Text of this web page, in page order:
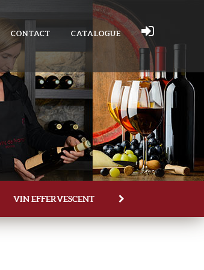
CONTACT CATALOGUE
VIN EFFERVESCENT